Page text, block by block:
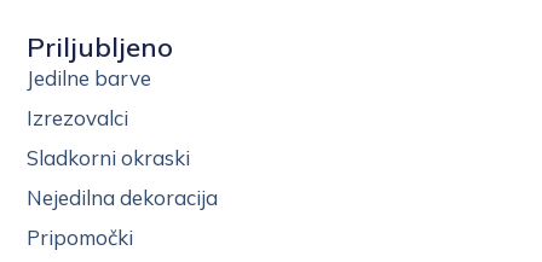
Priljubljeno
Jedilne barve
Izrezovalci
Sladkorni okraski
Nejedilna dekoracija
Pripomočki